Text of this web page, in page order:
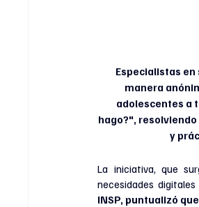
Especialistas en
manera
adolescentes a
hago?",
y
La iniciativa, que
necesidades digitales
INSP, puntualizó